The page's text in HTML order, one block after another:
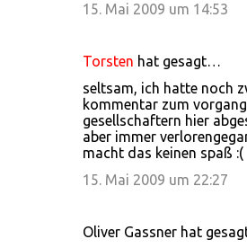
15. Mai 2009 um 14:53
Torsten hat gesagt…
seltsam, ich hatte noch
kommentar zum
gesellschaftern hier
aber immer
macht das keinen spaß :(
15. Mai 2009 um 22:27
Oliver Gassner hat